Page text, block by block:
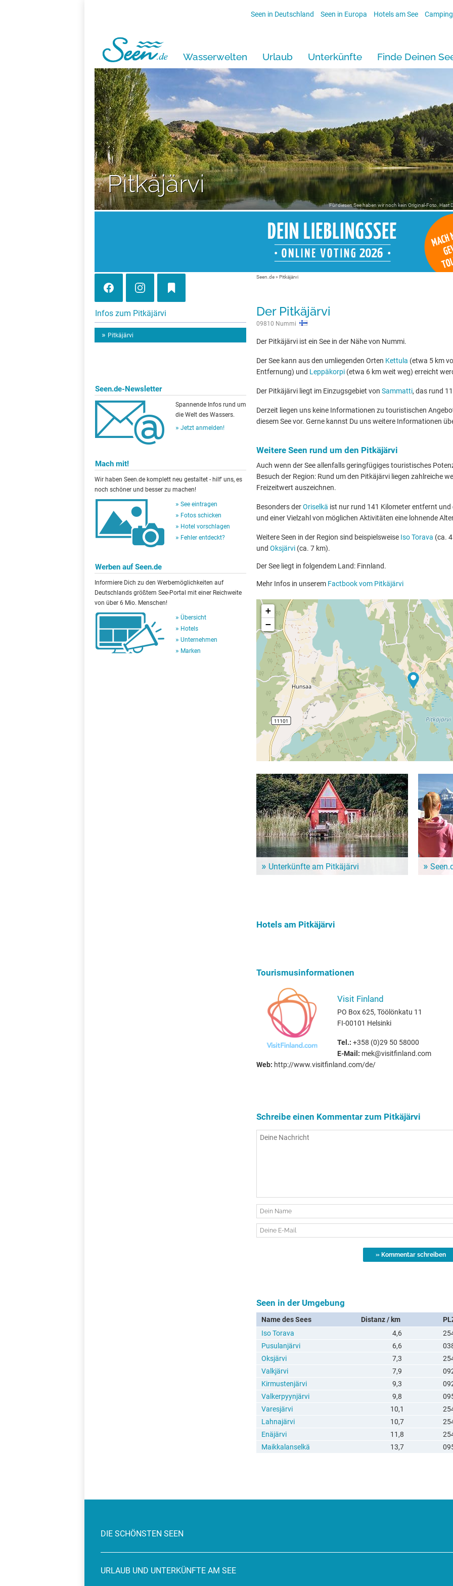
Seen in Deutschland Seen in Europa Hotels am See
Wasserwelten Urlaub Unterkünfte Finde Deinen
Pitkäjärvi
Für diesen See haben wir noch kein Original-Foto. Hast
Infos zum Pitkäjärvi
Pitkäjärvi
Seen.de-Newsletter
Spannende Infos rund um
die Welt des Wassers.
Jetzt anmelden!
Mach mit!
Wir haben Seen.de komplett neu gestaltet - hilf' uns, es
noch schöner und besser zu machen!
See eintragen
Fotos schicken
Hotel vorschlagen
Fehler entdeckt?
Werben auf Seen.de
Informiere Dich zu den Werbemöglichkeiten auf
Deutschlands größtem See-Portal mit einer Reichweite
von über 6 Mio. Menschen!
Übersicht
Hotels
Unternehmen
Marken
Seen.de» Pitkäjärvi
Der Pitkäjärvi
09810 Nummi
Der Pitkäjärvi ist ein See in der Nähe von Nummi.
Der See kann aus den umliegenden Orten Kettula (etwa 5 km
Entfernung) und Leppäkorpi (etwa 6 km weit weg) erreicht
Der Pitkäjärvi liegt im Einzugsgebiet von Sammatti, das rund
Derzeit liegen uns keine Informationen zu touristischen
diesem See vor. Gerne kannst Du uns weitere Informationen
Weitere Seen rund um den Pitkäjärvi
Auch wenn der See allenfalls geringfügiges touristisches
Besuch der Region: Rund um den Pitkäjärvi liegen zahlreiche
Freizeitwert auszeichnen.
Besonders derOriselkä ist nur rund 141 Kilometer entfernt
und einer Vielzahl von möglichen Aktivitäten eine lohnende
Weitere Seen in der Region sind beispielsweise Iso Torava (ca.
und Oksjärvi (ca. 7 km).
Der See liegt in folgendem Land: Finnland.
Mehr Infos in unserem Factbook vom Pitkäjärvi
+
−
Unterkünfte am Pitkäjärvi
Hotels am Pitkäjärvi
Tourismusinformationen
Visit Finland
PO Box 625, Töölönkatu 11
FI-00101 Helsinki
Tel.: +358 (0)29 50 58000
E-Mail: mek@visitfinland.com
Web: http://www.visitfinland.com/de/
Schreibe einen Kommentar zum Pitkäjärvi
Seen in der Umgebung
Name des Sees Distanz / km
Iso Torava
4,6
Pusulanjärvi
6,6
Oksjärvi
7,3
Valkjärvi
7,9
Kirmustenjärvi
9,3
Valkerpyynjärvi
9,8
Varesjärvi
10,1
Lahnajärvi
10,7
Enäjärvi
11,8
Maikkalanselkä
13,7
DIE SCHÖNSTEN SEEN
URLAUB UND UNTERKÜNFTE AM SEE